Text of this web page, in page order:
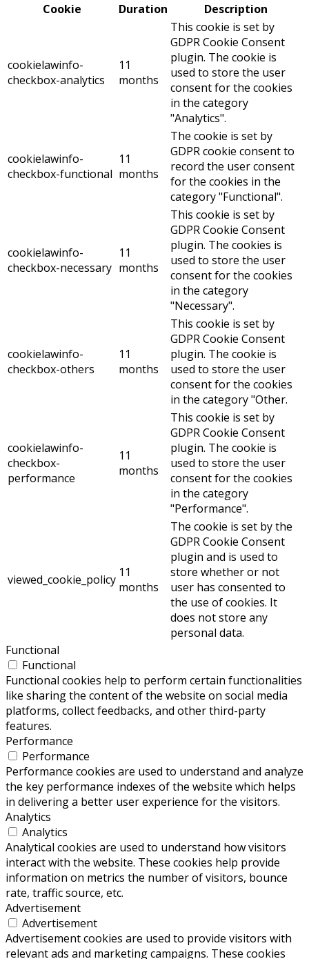
Cookie
Duration Description
cookielawinfo-
checkbox-analytics
11
months
This cookie is set by
GDPR Cookie Consent
plugin. The cookie is
used to store the user
consent for the cookies
in the category
"Analytics".
cookielawinfo-
checkbox-functional
11
months
The cookie is set by
GDPR cookie consent to
record the user consent
for the cookies in the
category "Functional".
cookielawinfo-
checkbox-necessary
11
months
This cookie is set by
GDPR Cookie Consent
plugin. The cookies is
used to store the user
consent for the cookies
in the category
"Necessary".
cookielawinfo-
checkbox-others
11
months
This cookie is set by
GDPR Cookie Consent
plugin. The cookie is
used to store the user
consent for the cookies
in the category "Other.
cookielawinfo-
checkbox-
performance
11
months
This cookie is set by
GDPR Cookie Consent
plugin. The cookie is
used to store the user
consent for the cookies
in the category
"Performance".
viewed_cookie_policy 11
months
The cookie is set by the
GDPR Cookie Consent
plugin and is used to
store whether or not
user has consented to
the use of cookies. It
does not store any
personal data.
Functional
Functional
Functional cookies help to perform certain functionalities
like sharing the content of the website on social media
platforms, collect feedbacks, and other third-party
features.
Performance
Performance
Performance cookies are used to understand and analyze
the key performance indexes of the website which helps
in delivering a better user experience for the visitors.
Analytics
Analytics
Analytical cookies are used to understand how visitors
interact with the website. These cookies help provide
information on metrics the number of visitors, bounce
rate, traffic source, etc.
Advertisement
Advertisement
Advertisement cookies are used to provide visitors with
relevant ads and marketing campaigns. These cookies